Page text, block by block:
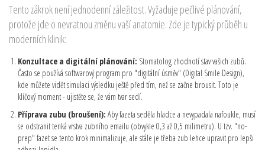
Tento zákrok není jednodenní záležitost. Vyžaduje pečlivé plánování,
protože jde o nevratnou změnu vaší anatomie. Zde je typický průběh u
moderních klinik:
Konzultace a digitální plánování: Stomatolog zhodnotí stav vašich zubů.
Často se používá softwarový program pro "digitální úsměv" (Digital Smile Design),
kde můžete vidět simulaci výsledku ještě před tím, než se začne brousit. Toto je
klíčový moment - ujistěte se, že vám tvar sedí.
Příprava zubu (broušení): Aby fazeta seděla hladce a nevypadala nafoukle, musí
se odstranit tenká vrstva zubního emailu (obvykle 0,3 až 0,5 milimetru). U tzv. "no-
prep" fazet se tento krok minimalizuje, ale stále je třeba zub lehce upravit pro lepši